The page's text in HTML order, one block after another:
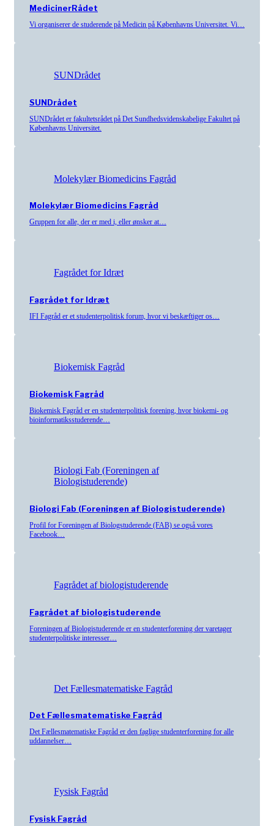
MedicinerRådet
Vi organiserer de studerende på Medicin på Københavns Universitet. Vi…
SUNDrådet
SUNDrådet
SUNDrådet er fakultetsrådet på Det Sundhedsvidenskabelige Fakultet på
Københavns Universitet.
Molekylær Biomedicins Fagråd
Molekylær Biomedicins Fagråd
Gruppen for alle, der er med i, eller ønsker at…
Fagrådet for Idræt
Fagrådet for Idræt
IFI Fagråd er et studenterpolitisk forum, hvor vi beskæftiger os…
Biokemisk Fagråd
Biokemisk Fagråd
Biokemisk Fagråd er en studenterpolitisk forening, hvor biokemi- og
bioinformatiksstuderende…
Biologi Fab (Foreningen af
Biologistuderende)
Biologi Fab (Foreningen af Biologistuderende)
Profil for Foreningen af Biologstuderende (FAB) se også vores
Facebook…
Fagrådet af biologistuderende
Fagrådet af biologistuderende
Foreningen af Biologistuderende er en studenterforening der varetager
studenterpolitiske interesser…
Det Fællesmatematiske Fagråd
Det Fællesmatematiske Fagråd
Det Fællesmatematiske Fagråd er den faglige studenterforening for alle
uddannelser…
Fysisk Fagråd
Fysisk Fagråd